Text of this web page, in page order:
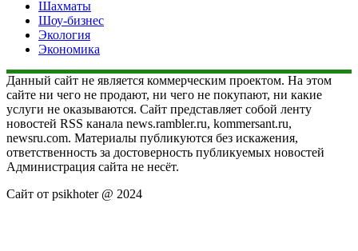
Шахматы
Шоу-бизнес
Экология
Экономика
Данный сайт не является коммерческим проектом. На этом
сайте ни чего не продают, ни чего не покупают, ни какие
услуги не оказываются. Сайт представляет собой ленту
новостей RSS канала news.rambler.ru, kommersant.ru,
newsru.com. Материалы публикуются без искажения,
ответственность за достоверность публикуемых новостей
Администрация сайта не несёт.
Сайт от psikhoter @ 2024